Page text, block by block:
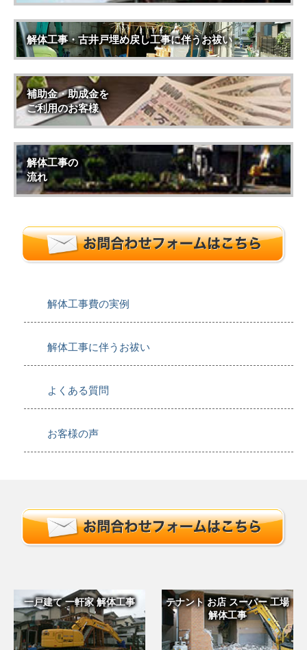
解体工事・古井戸埋め戻し工事に伴うお祓い
補助金・助成金を
ご利用のお客様
解体工事の
流れ
解体工事費の実例
解体工事に伴うお祓い
よくある質問
お客様の声
一戸建て 一軒家 解体工事
テナント お店 スーパー 工場
解体工事